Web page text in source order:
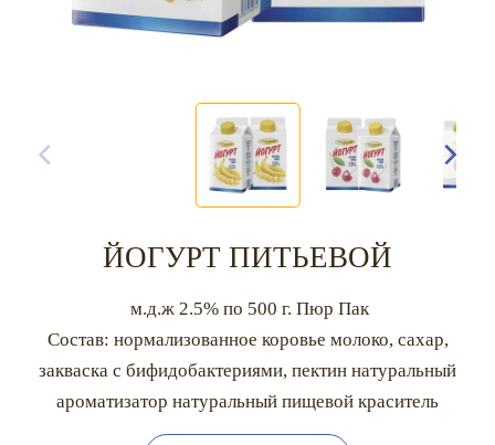
ЙОГУРТ ПИТЬЕВОЙ
м.д.ж 2.5% по 500 г. Пюр Пак
Состав: нормализованное коровье молоко, сахар,
закваска с бифидобактериями, пектин натуральный
ароматизатор натуральный пищевой краситель